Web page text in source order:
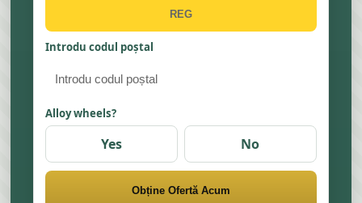
Introdu codul poștal
Alloy wheels?
Yes No
Obține Ofertă Acum